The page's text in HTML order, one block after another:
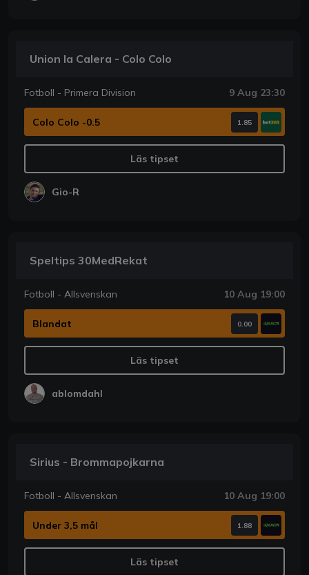
Union la Calera - Colo Colo
Fotboll - Primera Division 9 Aug 23:30
Colo Colo -0.5 1.85
Läs tipset
Gio-R
Speltips 30MedRekat
Fotboll - Allsvenskan 10 Aug 19:00
Blandat 0.00
Läs tipset
ablomdahl
Sirius - Brommapojkarna
Fotboll - Allsvenskan 10 Aug 19:00
Under 3,5 mål 1.88
Läs tipset